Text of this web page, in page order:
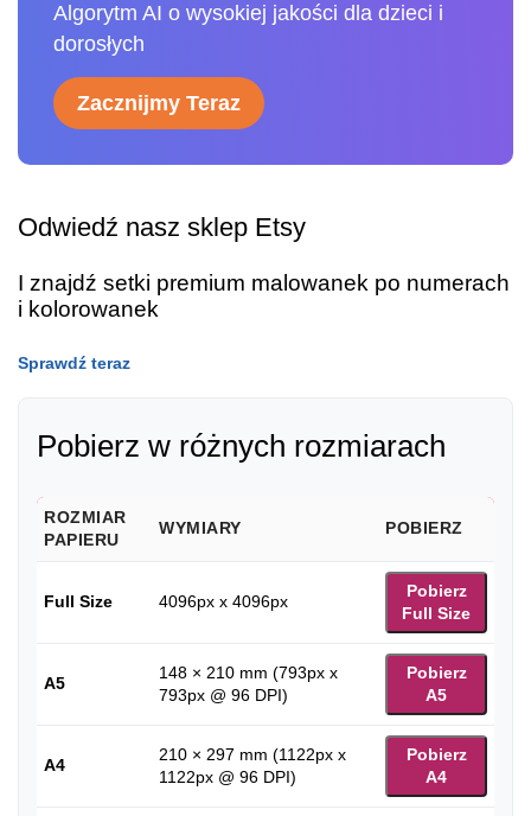
Algorytm AI o wysokiej jakości dla dzieci i
dorosłych
Zacznijmy Teraz
Odwiedź nasz sklep Etsy
I znajdź setki premium malowanek po numerach
i kolorowanek
Sprawdź teraz
Pobierz w różnych rozmiarach
ROZMIAR
PAPIERU
WYMIARY POBIERZ
Full Size 4096px x 4096px
Pobierz
Full Size
A5
148 × 210 mm (793px x
793px @ 96 DPI)
Pobierz
A5
A4
210 × 297 mm (1122px x
1122px @ 96 DPI)
Pobierz
A4